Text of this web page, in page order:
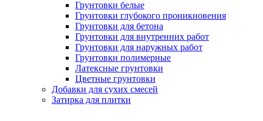
Грунтовки белые
Грунтовки глубокого проникновения
Грунтовки для бетона
Грунтовки для внутренних работ
Грунтовки для наружных работ
Грунтовки полимерные
Латексные грунтовки
Цветные грунтовки
Добавки для сухих смесей
Затирка для плитки